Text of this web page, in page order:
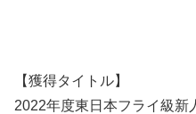
【獲得タイトル】
2022年度東日本フライ級新